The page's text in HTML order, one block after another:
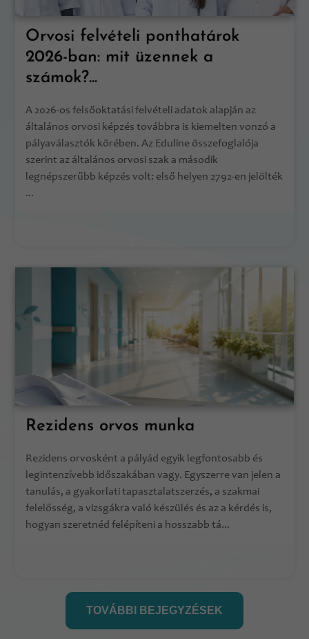
Orvosi felvételi ponthatárok
2026-ban: mit üzennek a
számok?...
A 2026-os felsőoktatási felvételi adatok alapján az
általános orvosi képzés továbbra is kiemelten vonzó a
pályaválasztók körében. Az Eduline összefoglalója
szerint az általános orvosi szak a második
legnépszerűbb képzés volt: első helyen 2792-en jelölték
...
Rezidens orvos munka
Rezidens orvosként a pályád egyik legfontosabb és
legintenzívebb időszakában vagy. Egyszerre van jelen a
tanulás, a gyakorlati tapasztalatszerzés, a szakmai
felelősség, a vizsgákra való készülés és az a kérdés is,
hogyan szeretnéd felépíteni a hosszabb tá...
TOVÁBBI BEJEGYZÉSEK